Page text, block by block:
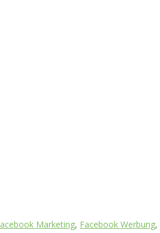
Marketing, Facebook Werbung,